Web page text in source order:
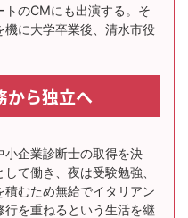
トのCMにも出演する。そ
機に大学卒業後、清水市役
から独立へ
小企業診断士の取得を決
て働き、夜は受験勉強、
積むため無給でイタリアン
行を重ねるという生活を継